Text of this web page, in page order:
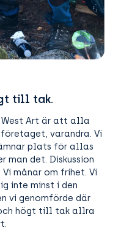
till tak.
West Art är att alla
företaget, varandra. Vi
plats för allas
man det. Diskussion
månar om frihet. Vi
inte minst i den
vi genomförde där
högt till tak allra